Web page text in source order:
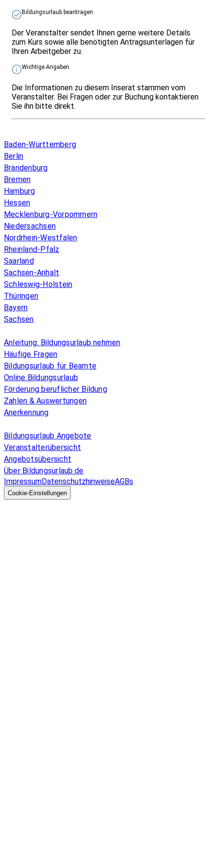
Bildungsurlaub beantragen
Der Veranstalter sendet Ihnen gerne weitere Details
zum Kurs sowie alle benötigten Antragsunterlagen für
Ihren Arbeitgeber zu.
Wichtige Angaben
Die Informationen zu diesem Inserat stammen vom
Veranstalter. Bei Fragen oder zur Buchung kontaktieren
Sie ihn bitte direkt.
Baden-Württemberg
Berlin
Brandenburg
Bremen
Hamburg
Hessen
Mecklenburg-Vorpommern
Niedersachsen
Nordrhein-Westfalen
Rheinland-Pfalz
Saarland
Sachsen-Anhalt
Schleswig-Holstein
Thüringen
Bayern
Sachsen
Anleitung: Bildungsurlaub nehmen
Häufige Fragen
Bildungsurlaub für Beamte
Online Bildungsurlaub
Förderung beruflicher Bildung
Zahlen & Auswertungen
Anerkennung
Bildungsurlaub Angebote
Veranstalterübersicht
Angebotsübersicht
Über Bildungsurlaub.de
ImpressumDatenschutzhinweiseAGBs
Cookie-Einstellungen